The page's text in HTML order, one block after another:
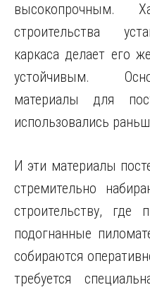
высокопрочным.
строительства
каркаса делает его
устойчивым.
материалы для
использовались
И эти материалы
стремительно
строительству, где
подогнанные
собираются
требуется